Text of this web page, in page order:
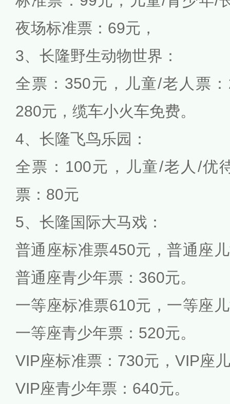
夜场标准票：69元，
3、长隆野生动物世界：
全票：350元，儿童/老人票
280元，缆车小火车免费。
4、长隆飞鸟乐园：
全票：100元，儿童/老人/优
票：80元
5、长隆国际大马戏：
普通座标准票450元，普通座
普通座青少年票：360元。
一等座标准票610元，一等座
一等座青少年票：520元。
VIP座标准票：730元，VIP座
VIP座青少年票：640元。